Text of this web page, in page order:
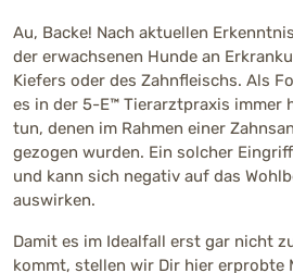
Au, Backe! Nach aktuellen
der erwachsenen Hunde an
Kiefers oder des Zahnfleischs. Als
es in der 5-E™ Tierarztpraxis immer
tun, denen im Rahmen einer
gezogen wurden. Ein solcher
und kann sich negativ auf das
auswirken.
Damit es im Idealfall erst gar nicht
kommt, stellen wir Dir hier erprobte